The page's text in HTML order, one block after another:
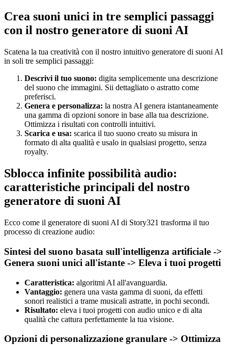
Crea suoni unici in tre semplici passaggi
con il nostro generatore di suoni AI
Scatena la tua creatività con il nostro intuitivo generatore di suoni AI
in soli tre semplici passaggi:
Descrivi il tuo suono: digita semplicemente una descrizione
del suono che immagini. Sii dettagliato o astratto come
preferisci.
Genera e personalizza: la nostra AI genera istantaneamente
una gamma di opzioni sonore in base alla tua descrizione.
Ottimizza i risultati con controlli intuitivi.
Scarica e usa: scarica il tuo suono creato su misura in
formato di alta qualità e usalo in qualsiasi progetto, senza
royalty.
Sblocca infinite possibilità audio:
caratteristiche principali del nostro
generatore di suoni AI
Ecco come il generatore di suoni AI di Story321 trasforma il tuo
processo di creazione audio:
Sintesi del suono basata sull'intelligenza artificiale ->
Genera suoni unici all'istante -> Eleva i tuoi progetti
Caratteristica: algoritmi AI all'avanguardia.
Vantaggio: genera una vasta gamma di suoni, da effetti
sonori realistici a trame musicali astratte, in pochi secondi.
Risultato: eleva i tuoi progetti con audio unico e di alta
qualità che cattura perfettamente la tua visione.
Opzioni di personalizzazione granulare -> Ottimizza